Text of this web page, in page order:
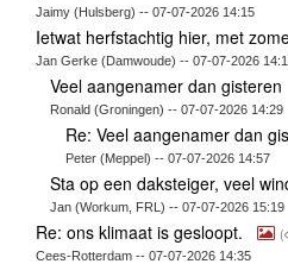
Jaimy (Hulsberg) -- 07-07-2026 14:15
Ietwat herfstachtig hier, met
Jan Gerke (Damwoude) -- 07-07-2026
Veel aangenamer dan gisteren
Ronald (Groningen) -- 07-07-2026 14:29
Re: Veel aangenamer dan
Peter (Meppel) -- 07-07-2026 14:57
Sta op een daksteiger, veel
Jan (Workum, FRL) -- 07-07-2026 15:19
Re: ons klimaat is gesloopt. (
Cees-Rotterdam -- 07-07-2026 14:35